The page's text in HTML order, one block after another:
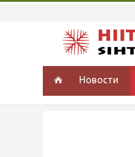
Новости